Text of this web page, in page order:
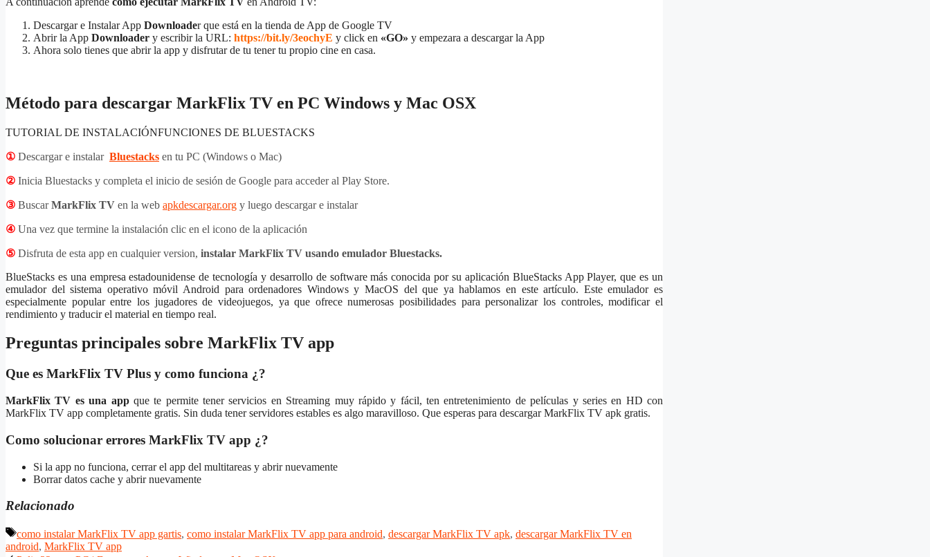
Descargar e Instalar App Downloader que está en la tienda de App de Google TV
Abrir la App Downloader y escribir la URL: https://bit.ly/3eochyE y click en «GO» y empezara a descargar la App
Ahora solo tienes que abrir la app y disfrutar de tu tener tu propio cine en casa.
Método para descargar MarkFlix TV en PC Windows y Mac OSX
TUTORIAL DE INSTALACIÓNFUNCIONES DE BLUESTACKS
① Descargar e instalar Bluestacks en tu PC (Windows o Mac)
② Inicia Bluestacks y completa el inicio de sesión de Google para acceder al Play Store.
③ BuscarMarkFlix TV en la web apkdescargar.org y luego descargar e instalar
④ Una vez que termine la instalación clic en el icono de la aplicación
⑤ Disfruta de esta app en cualquier version, instalar MarkFlix TV usando emulador Bluestacks.
BlueStacks es una empresa estadounidense de tecnología y desarrollo de software más conocida por su aplicación BlueStacks App Player, que es un
emulador del sistema operativo móvil Android para ordenadores Windows y MacOS del que ya hablamos en este artículo. Este emulador es
especialmente popular entre los jugadores de videojuegos, ya que ofrece numerosas posibilidades para personalizar los controles, modificar el
rendimiento y traducir el material en tiempo real.
Preguntas principales sobre MarkFlix TV app
Que es MarkFlix TV Plus y como funciona ¿?
MarkFlix TV es una appque te permite tener servicios en Streaming muy rápido y fácil, ten entretenimiento de películas y series en HD con
MarkFlix TV app completamente gratis. Sin duda tener servidores estables es algo maravilloso. Que esperas para descargar MarkFlix TV apk gratis.
Como solucionar errores MarkFlix TV app ¿?
Si la app no funciona, cerrar el app del multitareas y abrir nuevamente
Borrar datos cache y abrir nuevamente
Relacionado
Etiquetas
como instalar MarkFlix TV app gartis, como instalar MarkFlix TV app para android, descargar MarkFlix TV apk, descargar MarkFlix TV en
android, MarkFlix TV app